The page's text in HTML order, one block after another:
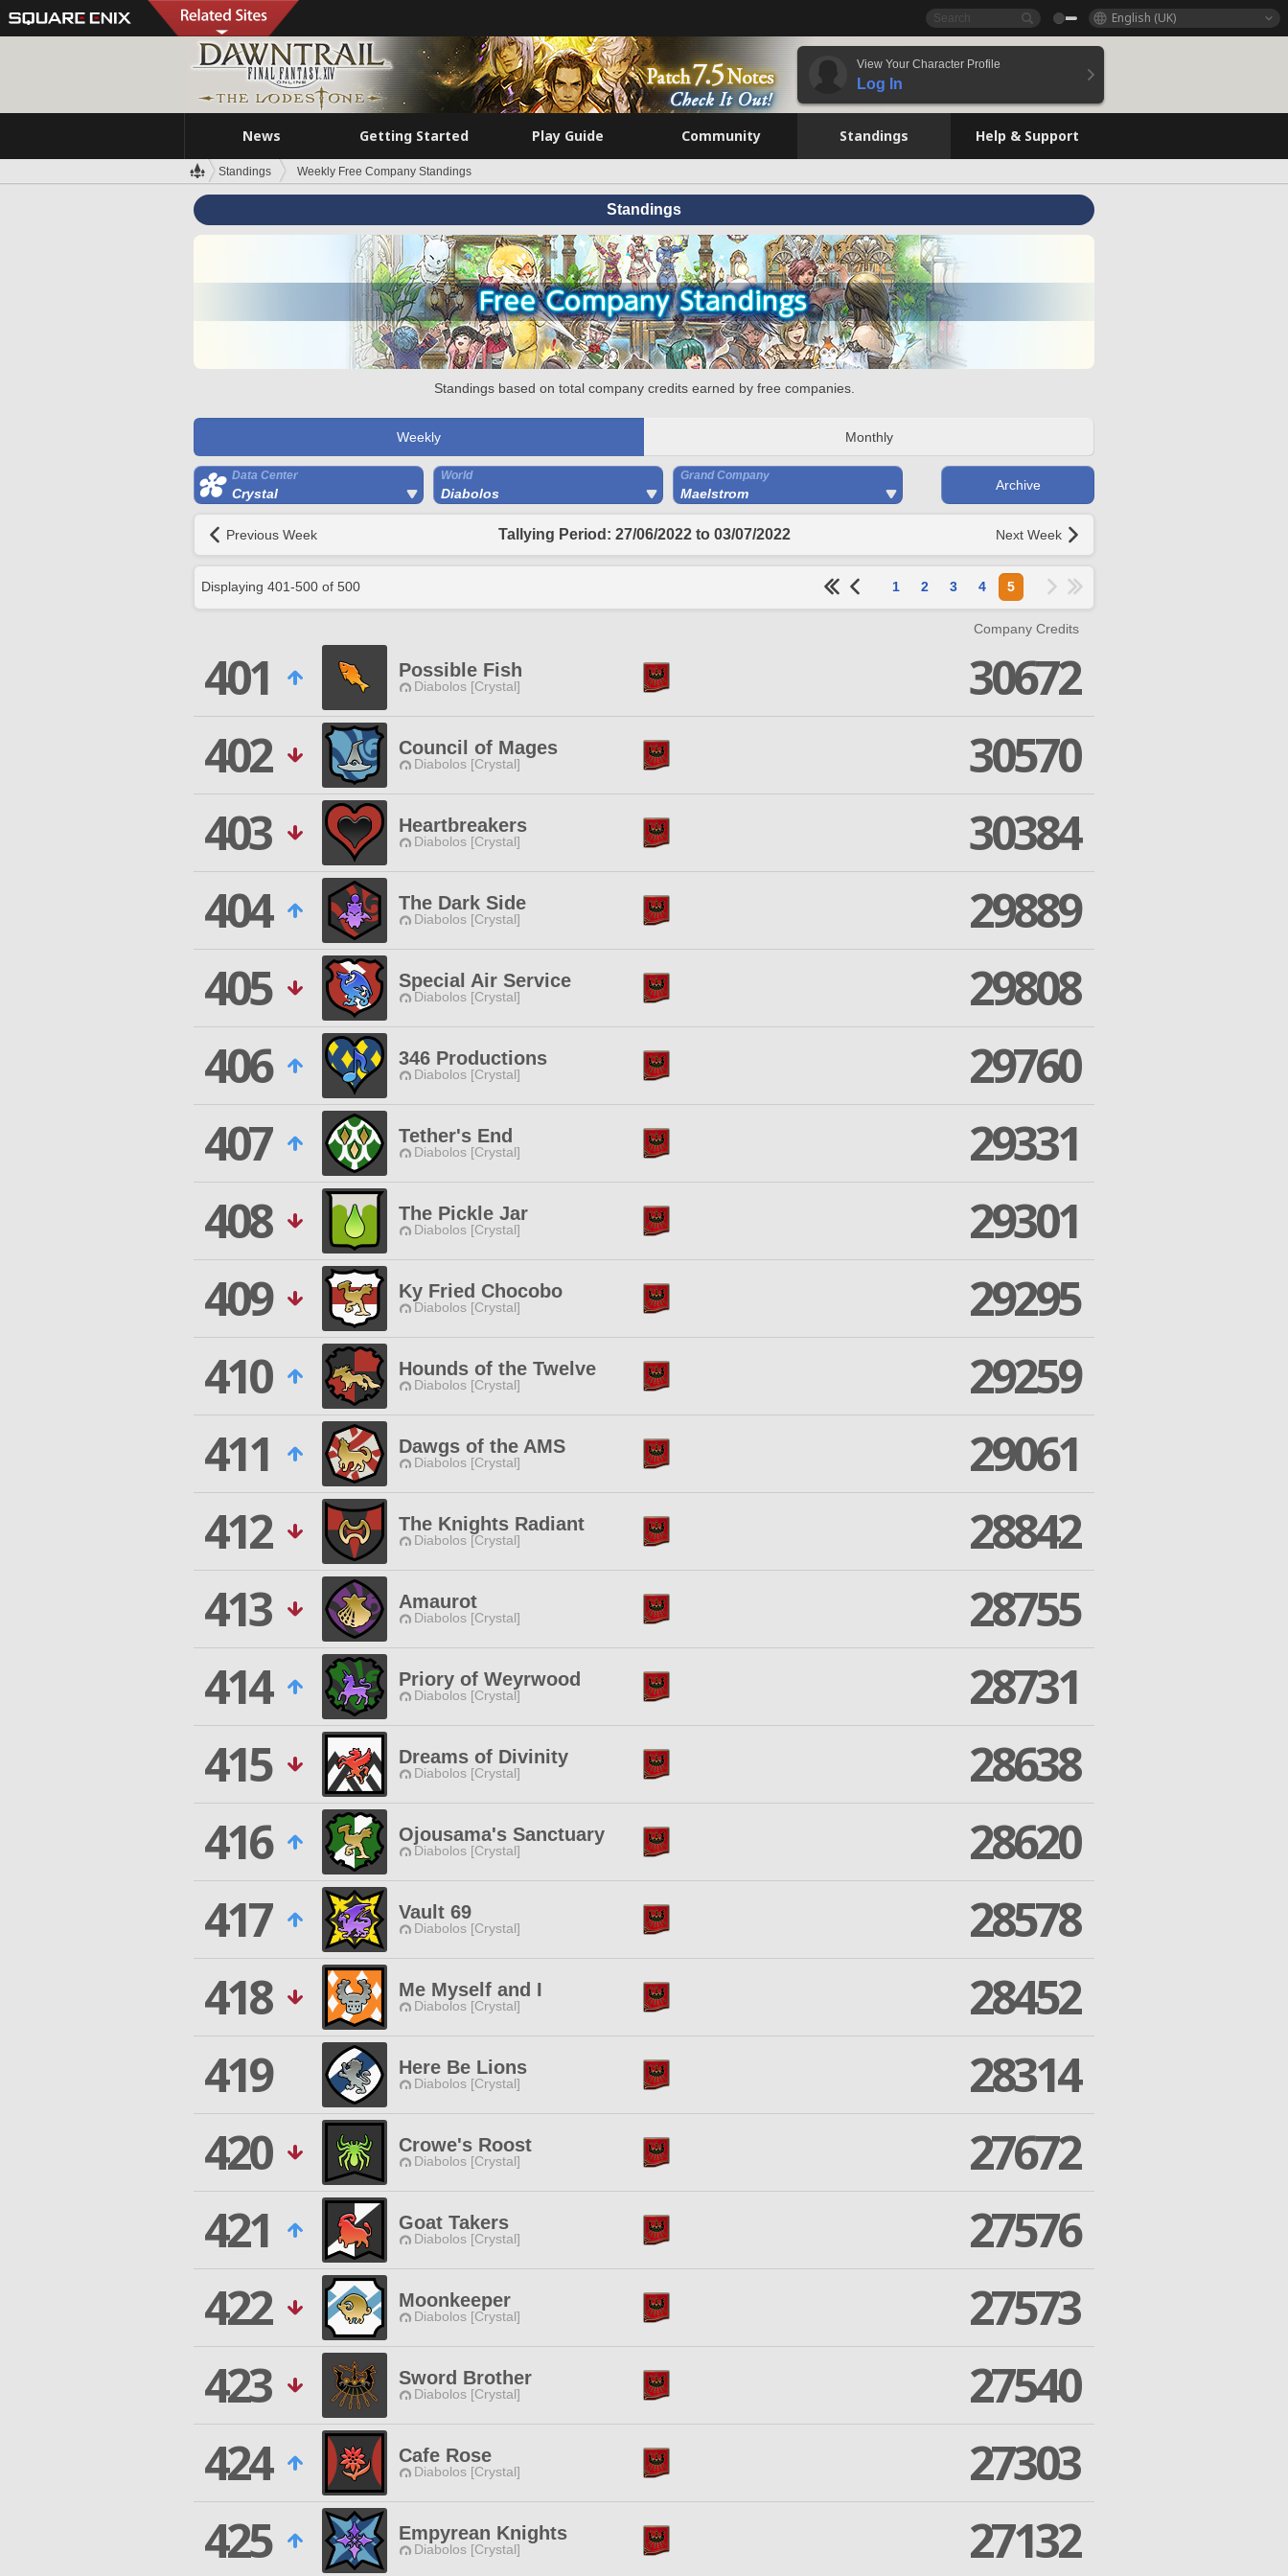
English (UK)
View Your Character Profile
Log In
News Getting Started Play Guide Community Standings Help & Support
Standings Weekly Free Company Standings
Standings
Standings based on total company credits earned by free companies.
Weekly Monthly
Data Center
Crystal
World
Diabolos
Grand Company
Maelstrom
Archive
Previous Week Tallying Period: 27/06/2022 to 03/07/2022 Next Week
Displaying 401-500 of 500 1 2 3 4 5
Company Credits
401 Possible Fish
Diabolos [Crystal]
30672
402
Council of Mages
Diabolos [Crystal]
30570
403
Heartbreakers
Diabolos [Crystal]
30384
404
The Dark Side
Diabolos [Crystal]
29889
405
Special Air Service
Diabolos [Crystal]
29808
406
346 Productions
Diabolos [Crystal]
29760
407
Tether's End
Diabolos [Crystal]
29331
408
The Pickle Jar
Diabolos [Crystal]
29301
409
Ky Fried Chocobo
Diabolos [Crystal]
29295
410
Hounds of the Twelve
Diabolos [Crystal]
29259
411
Dawgs of the AMS
Diabolos [Crystal]
29061
412
The Knights Radiant
Diabolos [Crystal]
28842
413
Amaurot
Diabolos [Crystal]
28755
414
Priory of Weyrwood
Diabolos [Crystal]
28731
415
Dreams of Divinity
Diabolos [Crystal]
28638
416
Ojousama's Sanctuary
Diabolos [Crystal]
28620
417
Vault 69
Diabolos [Crystal]
28578
418
Me Myself and I
Diabolos [Crystal]
28452
419
Here Be Lions
Diabolos [Crystal]
28314
420
Crowe's Roost
Diabolos [Crystal]
27672
421
Goat Takers
Diabolos [Crystal]
27576
422
Moonkeeper
Diabolos [Crystal]
27573
423
Sword Brother
Diabolos [Crystal]
27540
424
Cafe Rose
Diabolos [Crystal]
27303
425
Empyrean Knights
Diabolos [Crystal] 27132